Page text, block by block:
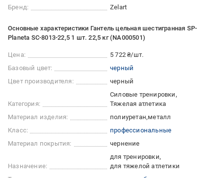
Бренд:
Zelart
Основные характеристики Гантель цельная шестигранная SP-
Planeta SC-8013-22,5 1 шт. 22,5 кг (NA000501)
Цена:
5 722 ₴/шт.
Базовый цвет:
черный
Цвет производителя:
черный
Категория:
Силовые тренировки
Тяжелая атлетика
Материал изделия:
полиуретан металл
Класс:
профессиональные
Материал покрытия:
чернение
Назначение:
для тренировки
для тяжелой атлетики